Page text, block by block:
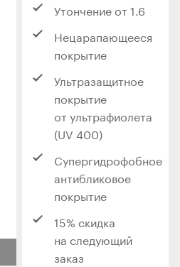
Утончение от 1.6
Нецарапающееся
покрытие
Ультразащитное
покрытие
от ультрафиолета
(UV 400)
Супергидрофобное
антибликовое
покрытие
15% скидка
на следующий
заказ